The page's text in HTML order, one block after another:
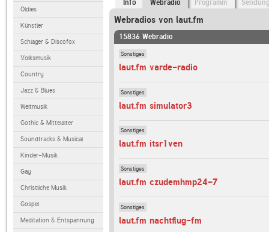
Oldies
Künstler
Schlager & Discofox
Volksmusik
Country
Jazz & Blues
Weltmusik
Gothic & Mittelalter
Soundtracks & Musical
Kinder-Musik
Gay
Christliche Musik
Gospel
Meditation & Entspannung
Info Webradio Programm
Webradios von laut.fm
15836 Webradio
Sonstiges
laut.fm varde-radio
Sonstiges
laut.fm simulator3
Sonstiges
laut.fm itsr1ven
Sonstiges
laut.fm czudemhmp24-7
Sonstiges
laut.fm nachtflug-fm